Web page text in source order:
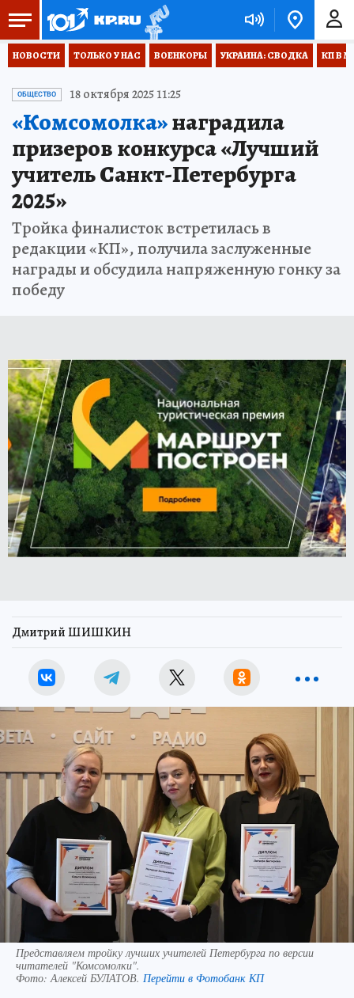
НОВОСТИ ТОЛЬКО У НАС ВОЕНКОРЫ УКРАИНА: СВОДКА КП В
ОБЩЕСТВО 18 октября 2025 11:25
«Комсомолка»наградила
призеров конкурса «Лучший
учитель Санкт-Петербурга
2025»
Тройка финалисток встретилась в
редакции «КП», получила заслуженные
награды и обсудила напряженную гонку за
победу
Дмитрий ШИШКИН
Представляем тройку лучших учителей Петербурга по версии
читателей "Комсомолки".
Фото:Алексей БУЛАТОВ. Перейти в Фотобанк КП